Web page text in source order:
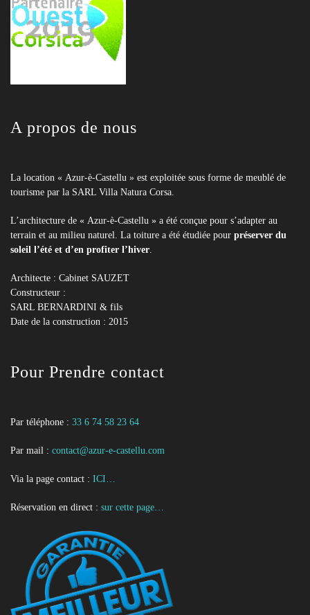
A propos de nous
La location « Azur-è-Castellu » est exploitée sous forme de meublé de
tourisme par la SARL Villa Natura Corsa.
L’architecture de « Azur-è-Castellu » a été conçue pour s’adapter au
terrain et au milieu naturel. La toiture a été étudiée pour préserver du
soleil l’été et d’en profiter l’hiver
Architecte : Cabinet SAUZET
Constructeur :
SARL BERNARDINI & fils
Date de la construction : 2015
Pour Prendre contact
Par téléphone : 33 6 74 58 23 64
Par mail : contact@azur-e-castellu.com
Via la page contact : ICI…
Réservation en direct : sur cette page…